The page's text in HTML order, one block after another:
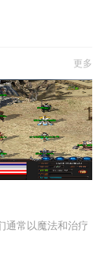
更多
通常以魔法和治疗